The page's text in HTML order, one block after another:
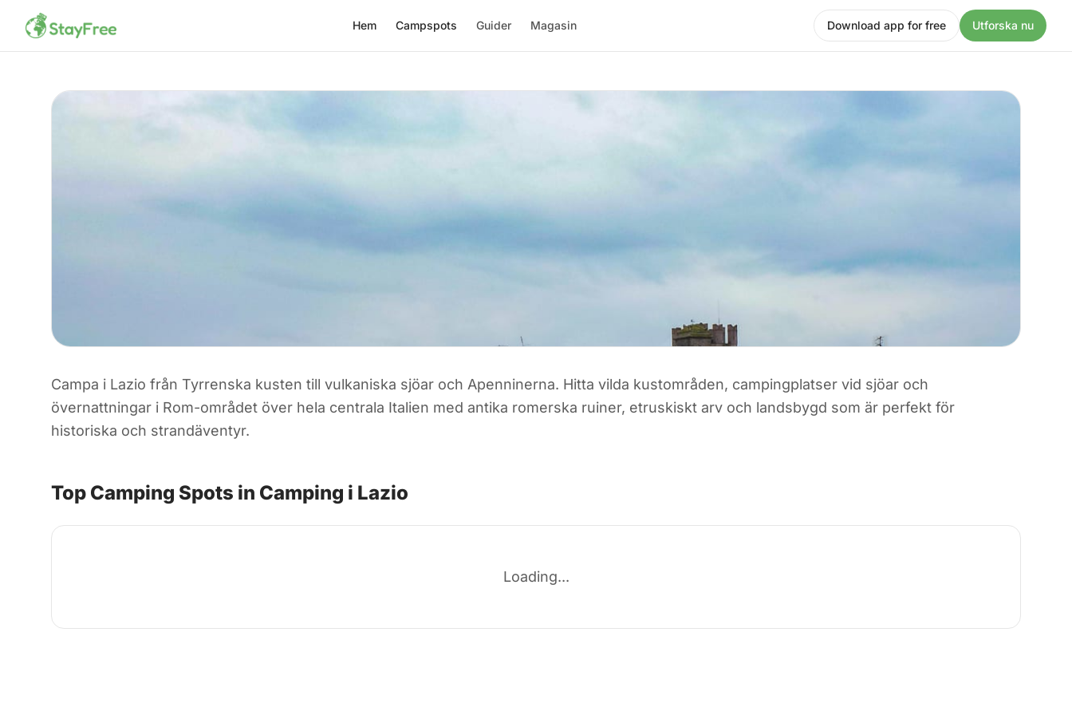
Hem Campspots Guider Magasin Download app for free Utforska nu
Campa i Lazio från Tyrrenska kusten till vulkaniska sjöar och Apenninerna. Hitta vilda kustområden, campingplatser vid sjöar och
övernattningar i Rom-området över hela centrala Italien med antika romerska ruiner, etruskiskt arv och landsbygd som är perfekt för
historiska och strandäventyr.
Top Camping Spots in Camping i Lazio
Loading...